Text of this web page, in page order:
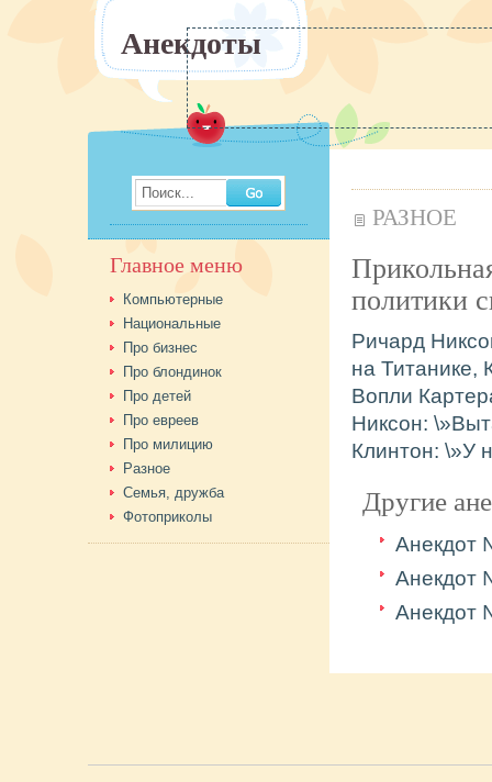
Анекдоты
РАЗНОЕ
политики
Ричард
на Титанике,
Вопли
Никсон:
Клинтон: \»У
Другие
Поиск...
Главное меню
Компьютерные
Национальные
Про бизнес
Про блондинок
Про детей
Про евреев
Про милицию
Разное
Семья, дружба
Фотоприколы